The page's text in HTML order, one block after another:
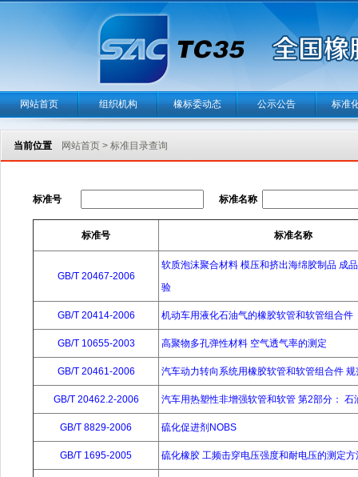
网站首页 组织机构 橡标委动态 公示公告 标准
当前位置 网站首页 > 标准目录查询
标准号 标准名称
标准号 标准名称
GB/T 20467-2006
软质泡沫聚合材料 模压和挤出海绵胶制品 成
验
GB/T 20414-2006 机动车用液化石油气的橡胶软管和软管组合件
GB/T 10655-2003 高聚物多孔弹性材料 空气透气率的测定
GB/T 20461-2006 汽车动力转向系统用橡胶软管和软管组合件 规
GB/T 20462.2-2006 汽车用热塑性非增强软管和软管 第2部分： 石
GB/T 8829-2006 硫化促进剂NOBS
GB/T 1695-2005 硫化橡胶 工频击穿电压强度和耐电压的测定方